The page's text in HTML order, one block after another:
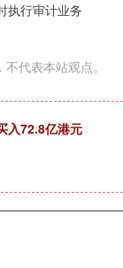
执行审计业务
代表本站观点。
入72.8亿港元